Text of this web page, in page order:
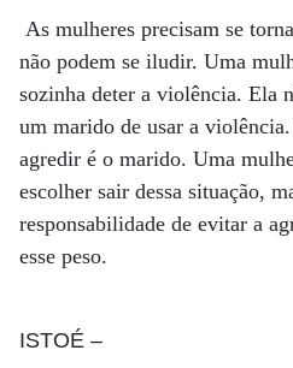
As mulheres precisam se
não podem se iludir. Uma
sozinha deter a violência. Ela
um marido de usar a
agredir é o marido. Uma
escolher sair dessa situação,
responsabilidade de evitar a
esse peso.
ISTOÉ –